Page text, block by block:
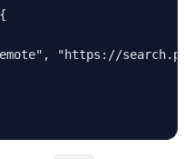
"https://